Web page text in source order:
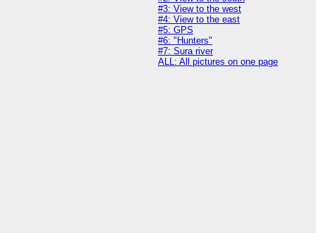
#3: View to the west
#4: View to the east
#5: GPS
#6: "Hunters"
#7: Sura river
ALL: All pictures on one page